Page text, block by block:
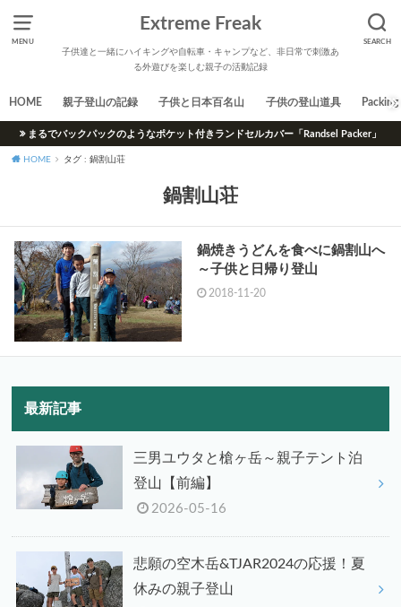
MENU SEARCH
Extreme Freak
子供達と一緒にハイキングや自転車・キャンプなど、非日常で刺激あ
る外遊びを楽しむ親子の活動記録
HOME 親子登山の記録 子供と日本百名山 子供の登山道具 Packing
まるでバックパックのようなポケット付きランドセルカバー「Randsel Packer」
HOME タグ : 鍋割山荘
鍋割山荘
鍋焼きうどんを食べに鍋割山へ
～子供と日帰り登山
2018-11-20
最新記事
三男ユウタと槍ヶ岳～親子テント泊
登山【前編】
2026-05-16
悲願の空木岳&TJAR2024の応援！夏
休みの親子登山